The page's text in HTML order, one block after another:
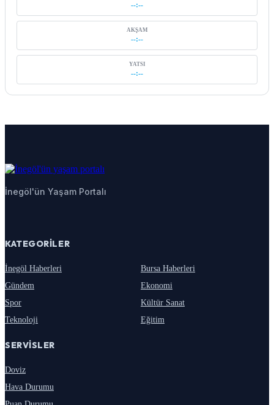
--:--
AKŞAM
--:--
YATSI
--:--
İnegöl'ün Yaşam Portalı
KATEGORILER
İnegöl Haberleri
Bursa Haberleri
Gündem
Ekonomi
Spor
Kültür Sanat
Teknoloji
Eğitim
SERVISLER
Doviz
Hava Durumu